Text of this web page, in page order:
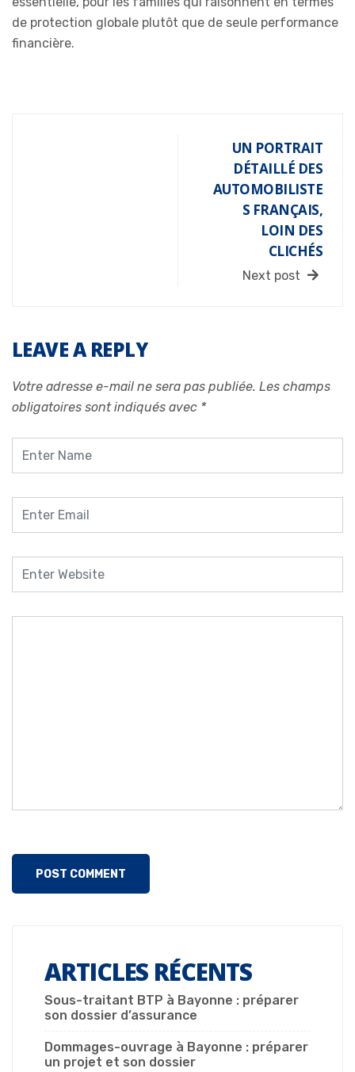
de protection globale plutôt que de seule performance
financière.
UN PORTRAIT
DÉTAILLÉ DES
AUTOMOBILISTE
S FRANÇAIS,
LOIN DES
CLICHÉS
Next post
LEAVE A REPLY
Votre adresse e-mail ne sera pas publiée. Les champs
obligatoires sont indiqués avec *
ARTICLES RÉCENTS
Sous-traitant BTP à Bayonne : préparer
son dossier d’assurance
Dommages-ouvrage à Bayonne : préparer
un projet et son dossier